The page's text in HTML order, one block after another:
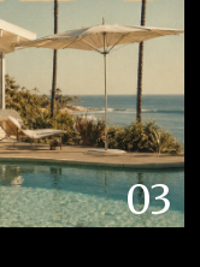
04
INTELIGENCIA